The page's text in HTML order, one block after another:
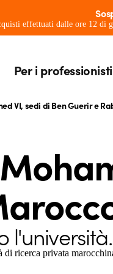
effettuati dalle ore 12 di
Per i professionisti
VI, sedi di Ben Guerir e
l'università.
ricerca privata